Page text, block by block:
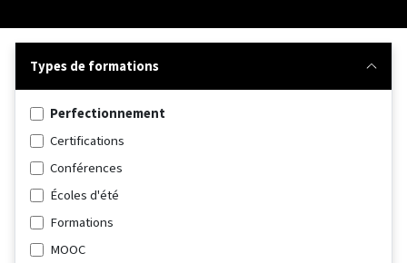
Types de formations
Perfectionnement
Certifications
Conférences
Écoles d'été
Formations
MOOC